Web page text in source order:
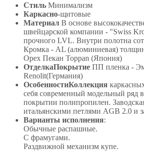
Стиль Минимализм
Каркасно-щитовые
Материал В основе
швейцарской компании - "Swiss
прочного LVL. Внутри полотна
Кромка - AL (алюминиевая)
Орех Пекан Toppan (Япония)
ОтделкаПокрытие ПП пленка -
Renolit(Германия)
ОсобенностиКоллекция
себя современный модельный ряд
покрытии полипропилен.
итальянскими петлями AGB 2.0 и
Варианты исполнения:
Обычные распашные.
С фрамугами.
Раздвижной механизм купе.